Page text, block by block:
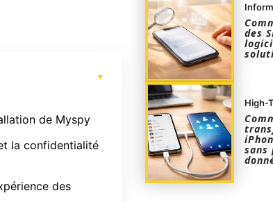
de Myspy
la confidentialité
des
des
High-
sans